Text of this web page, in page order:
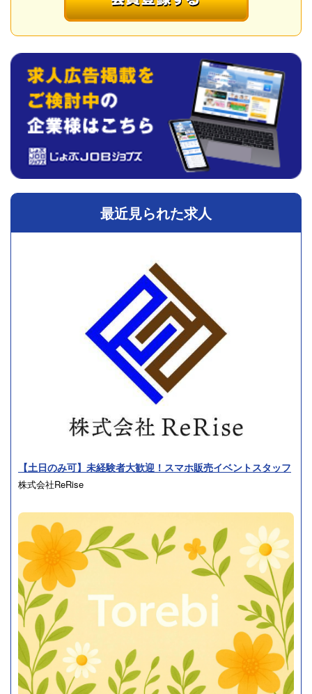
最近見られた求人
【土日のみ可】未経験者大歓迎！スマホ販売イベントスタッフ
株式会社ReRise